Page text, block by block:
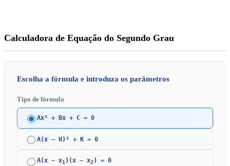
Calculadora de Equação do Segundo Grau
Escolha a fórmula e introduza os parâmetros
Tipo de fórmula
Ax² + Bx + C = 0
A(x − H)² + K = 0
A(x − x1 )(x − x2 ) = 0